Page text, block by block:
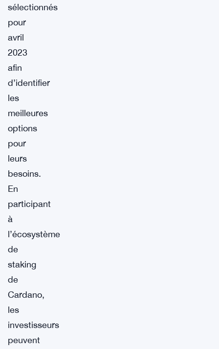
sélectionnés
pour
avril
2023
afin
d’identifier
les
meilleures
options
pour
leurs
besoins.
En
participant
à
l’écosystème
de
staking
de
Cardano,
les
investisseurs
peuvent